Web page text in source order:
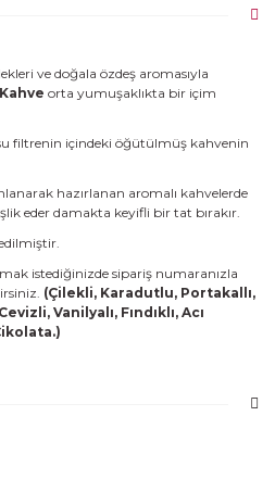
ve doğala özdeş aromasıyla
orta yumuşaklıkta bir içim
filtrenin içindeki öğütülmüş kahvenin
hazırlanan aromalı kahvelerde
eder damakta keyifli bir tat bırakır.
istediğinizde sipariş numaranızla
(Çilekli, Karadutlu, Portakallı,
Vanilyalı, Fındıklı, Acı